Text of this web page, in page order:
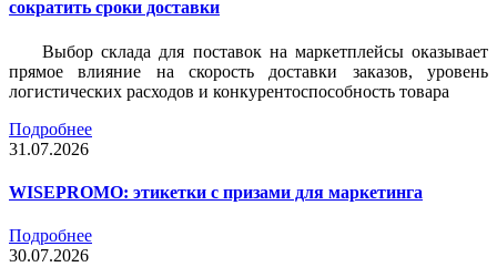
сократить сроки доставки
Выбор склада для поставок на маркетплейсы оказывает
прямое влияние на скорость доставки заказов, уровень
логистических расходов и конкурентоспособность товара
Подробнее
31.07.2026
WISEPROMO: этикетки с призами для маркетинга
Подробнее
30.07.2026